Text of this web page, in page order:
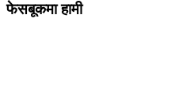
फेसबूकमा हामी